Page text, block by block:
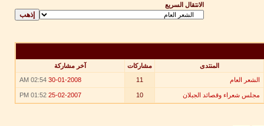
الانتقال السريع
المنتدى مشاركات
آخر مشاركة
الشعر العام
11
30-01-2008
02:54 AM
مجلس شعراء وقصائد الجبلان 10
25-02-2007
01:52 PM